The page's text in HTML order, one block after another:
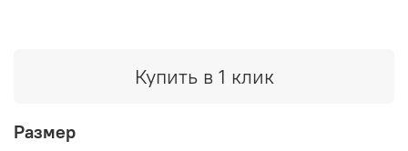
Купить в 1 клик
Размер